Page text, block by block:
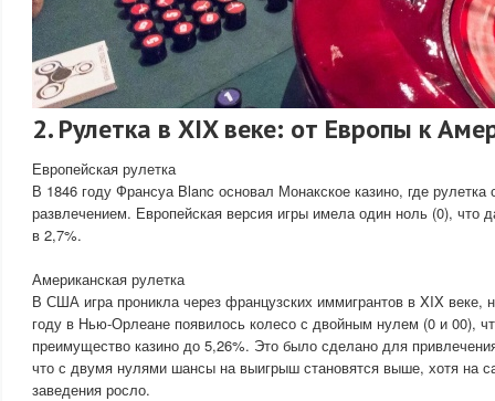
2. Рулетка в XIX веке: от Европы к
Европейская рулетка
В 1846 году Франсуа Blanc основал Монакское казино, где рулетка
развлечением. Европейская версия игры имела один ноль (0), что
в 2,7%.
Американская рулетка
В США игра проникла через французских иммигрантов в XIX веке,
году в Нью-Орлеане появилось колесо с двойным нулем (0 и 00),
преимущество казино до 5,26%. Это было сделано для
что с двумя нулями шансы на выигрыш становятся выше, хотя на
заведения росло.